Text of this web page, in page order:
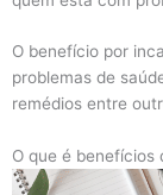
O benefício por
problemas de
remédios entre
O que é benefícios